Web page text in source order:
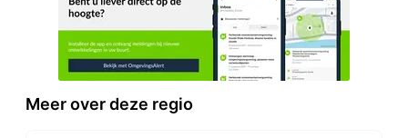
Meer over deze regio